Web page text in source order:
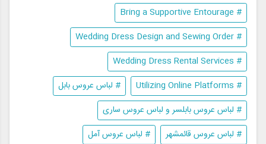
# Bring a Supportive Entourage
# Wedding Dress Design and Sewing Order
# Wedding Dress Rental Services
# Utilizing Online Platforms
# لباس عروس بابل
# لباس عروس بابلسر و لباس عروس ساری
# لباس عروس قائمشهر
# لباس عروس آمل